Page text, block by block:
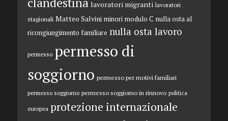
lavoratori migranti lavoratori
stagionali Matteo Salvini minori modulo C nulla osta al
ricongiungimento familiare nulla osta lavoro
permesso permesso di
soggiorno permesso per motivi familiari
permesso soggiorno permesso soggiorno in rinnovo politica
europea protezione internazionale